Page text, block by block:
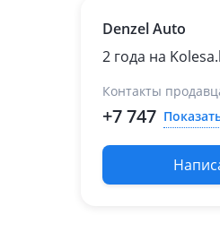
Denzel Auto
2 года на
Контакты
+7 747